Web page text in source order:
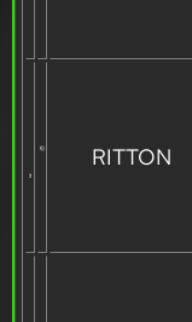
RITTON